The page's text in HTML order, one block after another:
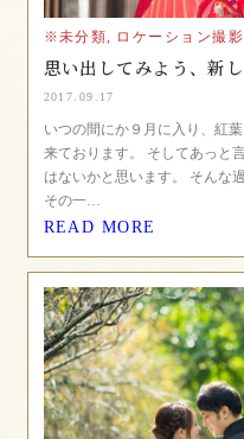
※未分類, ロケーション撮影,
思い出してみよう、新
2017.09.17
いつの間にか９月に入り、紅
来ております。 そしてあっと
はないかと思います。 そんな
その一…
READ MORE